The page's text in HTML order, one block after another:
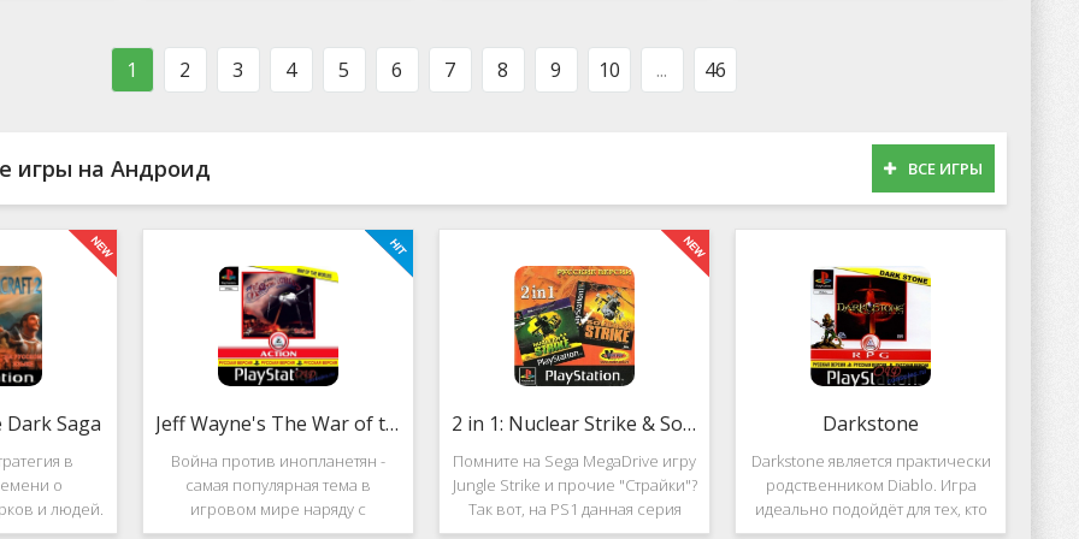
танцевальная музыка,
персонажами в
1 2 3 4 5 6 7 8 9 10 ... 46
игры на Андроид ВСЕ ИГРЫ
Saga
в
о
и людей.
Saga
Jeff Wayne's The War of the Worlds
Война против инопланетян -
самая популярная тема в
игровом мире наряду с
войнами против террористов и
2 in 1: Nuclear Strike & Soviet Strike
Помните на Sega MegaDrive игру
Jungle Strike и прочие "Страйки"?
Так вот, на PS1 данная серия
продолжила своё
Darkstone
Darkstone является практически
родственником Diablo. Игра
идеально подойдёт для тех, кто
ищет альтернативу последнему.